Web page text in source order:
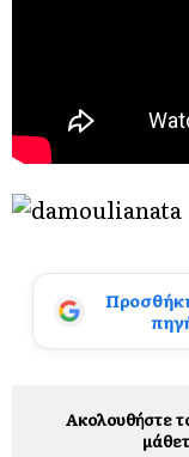
Ακολουθήστε